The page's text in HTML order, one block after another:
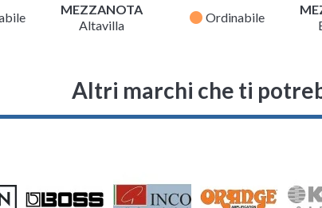
MEZZANOTA
Altavilla
fiber_manual_record Ordinabile
Altri marchi che ti